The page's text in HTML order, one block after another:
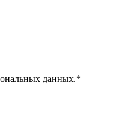
данных.*